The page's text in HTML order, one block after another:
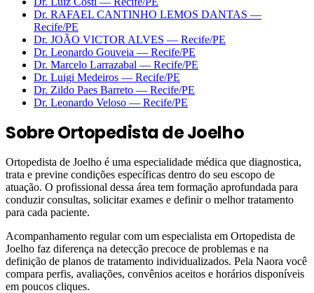
Dr. RAFAEL CANTINHO LEMOS DANTAS —
Recife/PE
Dr. JOÃO VICTOR ALVES — Recife/PE
Dr. Leonardo Gouveia — Recife/PE
Dr. Marcelo Larrazabal — Recife/PE
Dr. Luigi Medeiros — Recife/PE
Dr. Zildo Paes Barreto — Recife/PE
Dr. Leonardo Veloso — Recife/PE
SobreOrtopedista de Joelho
Ortopedista de Joelho é uma especialidade médica que diagnostica,
trata e previne condições específicas dentro do seu escopo de
atuação. O profissional dessa área tem formação aprofundada para
conduzir consultas, solicitar exames e definir o melhor tratamento
para cada paciente.
Acompanhamento regular com um especialista em Ortopedista de
Joelho faz diferença na detecção precoce de problemas e na
definição de planos de tratamento individualizados. Pela Naora você
compara perfis, avaliações, convênios aceitos e horários disponíveis
em poucos cliques.